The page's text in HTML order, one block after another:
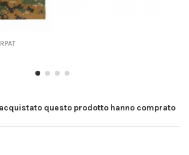
questo prodotto hanno comprato